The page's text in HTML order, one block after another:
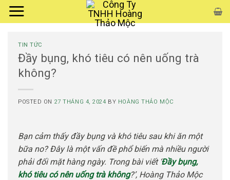
Skip
TIN TỨC
Đầy bụng, khó tiêu có nên uống trà
không?
POSTED ON 27 THÁNG 4, 2024 BY HOÀNG THẢO MỘC
Bạn cảm thấy đầy bụng và khó tiêu sau khi ăn một
bữa no? Đây là một vấn đề phổ biến mà nhiều người
phải đối mặt hàng ngày. Trong bài viết ‘ Đầy bụng,
khó tiêu có nên uống trà không?’, Hoàng Thảo Mộc